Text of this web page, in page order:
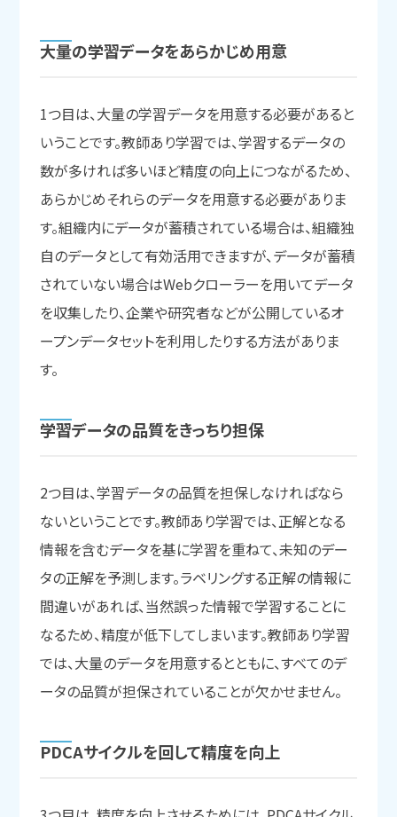
大量の学習データをあらかじめ用意
1つ目は、大量の学習データを用意する必要があると
いうことです。教師あり学習では、学習するデータの
数が多ければ多いほど精度の向上につながるため、
あらかじめそれらのデータを用意する必要がありま
す。組織内にデータが蓄積されている場合は、組織独
自のデータとして有効活用できますが、データが蓄積
されていない場合はWebクローラーを用いてデータ
を収集したり、企業や研究者などが公開しているオ
ープンデータセットを利用したりする方法がありま
す。
学習データの品質をきっちり担保
2つ目は、学習データの品質を担保しなければなら
ないということです。教師あり学習では、正解となる
情報を含むデータを基に学習を重ねて、未知のデー
タの正解を予測します。ラベリングする正解の情報に
間違いがあれば、当然誤った情報で学習することに
なるため、精度が低下してしまいます。教師あり学習
では、大量のデータを用意するとともに、すべてのデ
ータの品質が担保されていることが欠かせません。
PDCAサイクルを回して精度を向上